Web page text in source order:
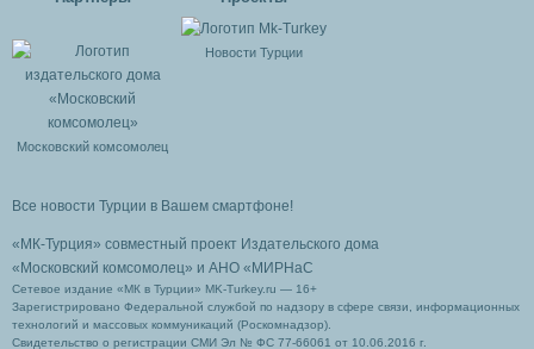
Московский комсомолец
Новости Турции
Все новости Турции в Вашем смартфоне!
«МК-Турция» совместный проект Издательского дома
«Московский комсомолец» и АНО «МИРНаС
Сетевое издание «МК в Турции» MK-Turkey.ru — 16+
Зарегистрировано Федеральной службой по надзору в сфере связи, информационных
технологий и массовых коммуникаций (Роскомнадзор).
Свидетельство о регистрации СМИ Эл № ФС 77-66061 от 10.06.2016 г.